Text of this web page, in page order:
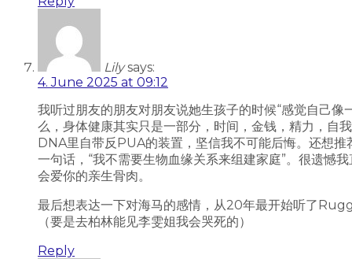
Lily says:
4. June 2025 at 09:12
我听过朋友的朋友对朋友说她生孩子的时候“感觉自己
么，身体健康其实只是一部分，时间，金钱，精力，自
DNA里自带反PUA的装置，坚信我不可能后悔。还
一句话，“我不需要生物血缘关系来组建家庭”。很遗憾
会爱你的亲生骨肉。
最后想表达一下对海马的感情，从20年最开始听了
（要是去柏林能见李雯姐我会哭死的）
Reply